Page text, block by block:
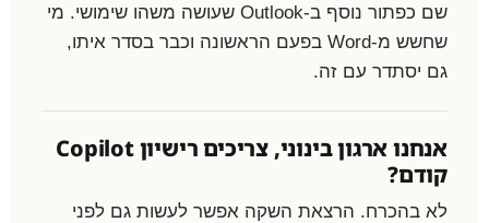
שם כפתור נוסף ב-Outlook שעושה משהו שימושי. מי
שחשש מ-Word בפעם הראשונה וכבר בסדר איתו,
גם יסתדר עם זה.
אנחנו ארגון בינוני, צריכים רישיון Copilot
קודם?
לא בהכרח. הרצאת השקה אפשר לעשות גם לפני